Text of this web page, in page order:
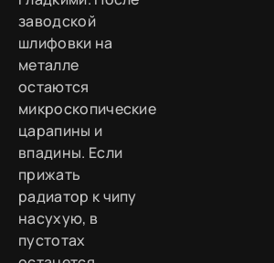
заводской
шлифовки на
металле
остаются
микроскопические
царапины и
впадины. Если
прижать
радиатор к чипу
насухую, в
пустотах